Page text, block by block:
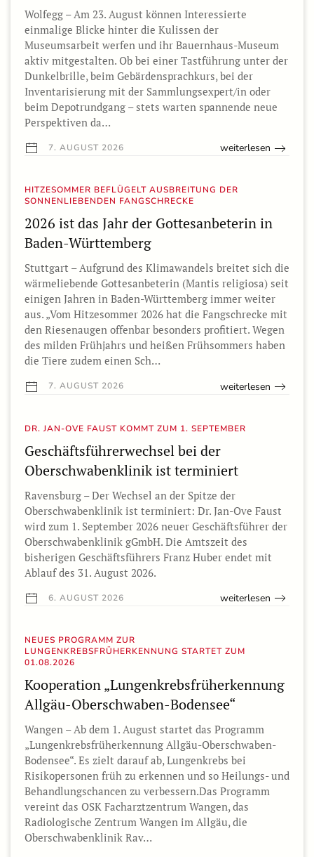
Wolfegg – Am 23. August können Interessierte
einmalige Blicke hinter die Kulissen der
Museumsarbeit werfen und ihr Bauernhaus-Museum
aktiv mitgestalten. Ob bei einer Tastführung unter der
Dunkelbrille, beim Gebärdensprachkurs, bei der
Inventarisierung mit der Sammlungsexpert/in oder
beim Depotrundgang – stets warten spannende neue
Perspektiven da…
7. AUGUST 2026 weiterlesen
HITZESOMMER BEFLÜGELT AUSBREITUNG DER
SONNENLIEBENDEN FANGSCHRECKE
2026 ist das Jahr der Gottesanbeterin in
Baden-Württemberg
Stuttgart – Aufgrund des Klimawandels breitet sich die
wärmeliebende Gottesanbeterin (Mantis religiosa) seit
einigen Jahren in Baden-Württemberg immer weiter
aus. „Vom Hitzesommer 2026 hat die Fangschrecke mit
den Riesenaugen offenbar besonders profitiert. Wegen
des milden Frühjahrs und heißen Frühsommers haben
die Tiere zudem einen Sch…
7. AUGUST 2026 weiterlesen
DR. JAN-OVE FAUST KOMMT ZUM 1. SEPTEMBER
Geschäftsführerwechsel bei der
Oberschwabenklinik ist terminiert
Ravensburg – Der Wechsel an der Spitze der
Oberschwabenklinik ist terminiert: Dr. Jan-Ove Faust
wird zum 1. September 2026 neuer Geschäftsführer der
Oberschwabenklinik gGmbH. Die Amtszeit des
bisherigen Geschäftsführers Franz Huber endet mit
Ablauf des 31. August 2026.
6. AUGUST 2026 weiterlesen
NEUES PROGRAMM ZUR
LUNGENKREBSFRÜHERKENNUNG STARTET ZUM
01.08.2026
Kooperation „Lungenkrebsfrüherkennung
Allgäu-Oberschwaben-Bodensee“
Wangen – Ab dem 1. August startet das Programm
„Lungenkrebsfrüherkennung Allgäu-Oberschwaben-
Bodensee“. Es zielt darauf ab, Lungenkrebs bei
Risikopersonen früh zu erkennen und so Heilungs- und
Behandlungschancen zu verbessern.Das Programm
vereint das OSK Facharztzentrum Wangen, das
Radiologische Zentrum Wangen im Allgäu, die
Oberschwabenklinik Rav…